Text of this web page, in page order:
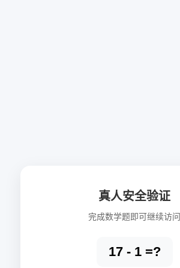
真人安全验证
完成数学题即可继续访问
17 - 1 =?